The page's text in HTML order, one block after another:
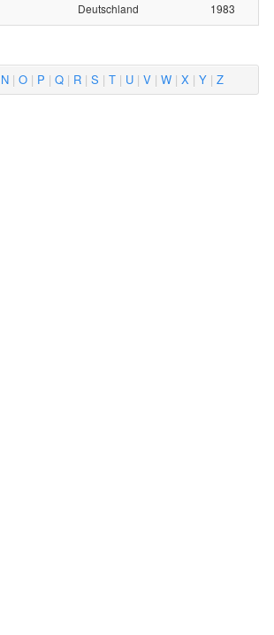
Deutschland 1983
N O P Q R S T U V W X Y Z